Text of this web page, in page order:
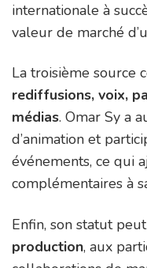
internationale à
valeur de marché
La troisième source
rediffusions, voix,
médias. Omar Sy a
d’animation et
événements, ce qui
complémentaires à
Enfin, son statut
production, aux